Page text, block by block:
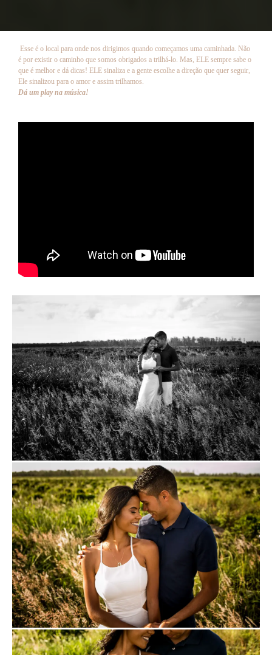
Esse é o local para onde nos dirigimos quando começamos uma caminhada. Não
é por existir o caminho que somos obrigados a trilhá-lo. Mas, ELE sempre sabe o
que é melhor e dá dicas! ELE sinaliza e a gente escolhe a direção que quer seguir,
Ele sinalizou para o amor e assim trilhamos.
Dá um play na música!